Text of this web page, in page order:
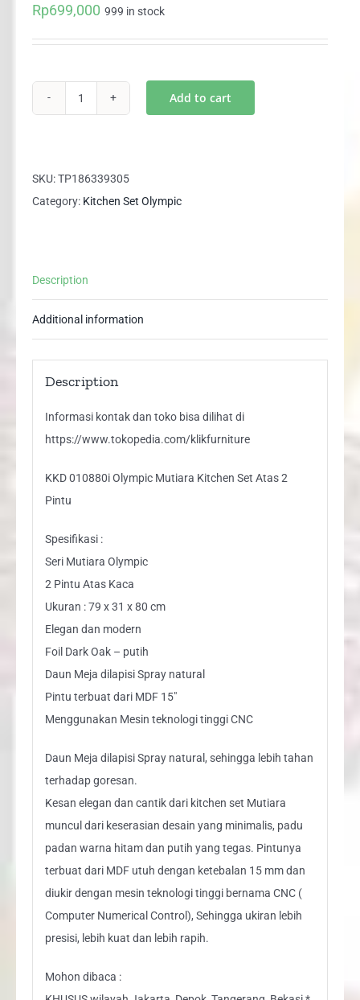
Rp699,000 999 in stock
Mutiara
Kitchen
Pintu
Add to cart
SKU:TP186339305
Category: Kitchen Set Olympic
Description
Additional information
Description
Informasi kontak dan toko bisa dilihat di
https://www.tokopedia.com/klikfurniture
KKD 010880i Olympic Mutiara Kitchen Set Atas 2
Pintu
Spesifikasi :
Seri Mutiara Olympic
2 Pintu Atas Kaca
Ukuran : 79 x 31 x 80 cm
Elegan dan modern
Foil Dark Oak – putih
Daun Meja dilapisi Spray natural
Pintu terbuat dari MDF 15"
Menggunakan Mesin teknologi tinggi CNC
Daun Meja dilapisi Spray natural, sehingga lebih tahan
terhadap goresan.
Kesan elegan dan cantik dari kitchen set Mutiara
muncul dari keserasian desain yang minimalis, padu
padan warna hitam dan putih yang tegas. Pintunya
terbuat dari MDF utuh dengan ketebalan 15 mm dan
diukir dengan mesin teknologi tinggi bernama CNC (
Computer Numerical Control), Sehingga ukiran lebih
presisi, lebih kuat dan lebih rapih.
Mohon dibaca :